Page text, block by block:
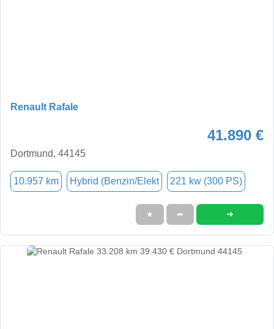
Renault Rafale
41.890 €
Dortmund, 44145
10.957 km Hybrid (Benzin/Elekt 221 kw (300 PS)
★ ➦ ➜